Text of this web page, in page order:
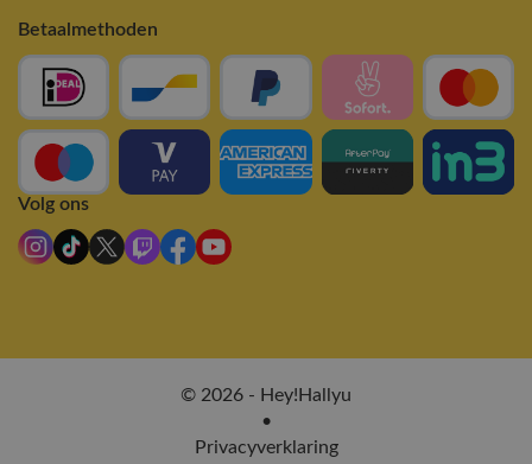
Betaalmethoden
Volg ons
© 2026 - Hey!Hallyu
•
Privacyverklaring